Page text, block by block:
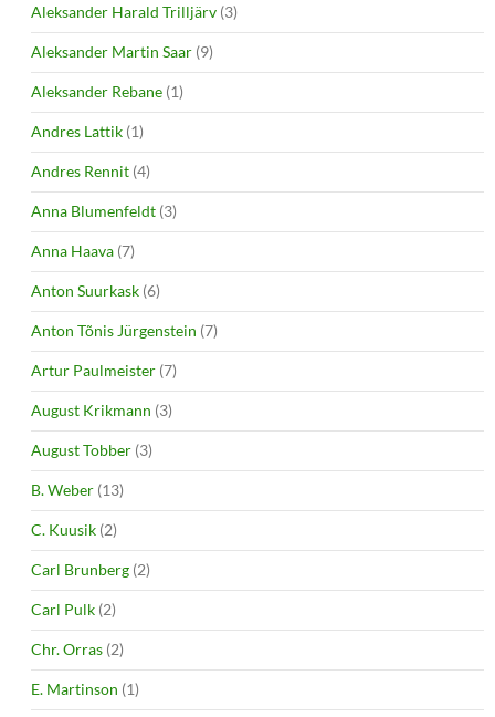
Aleksander Harald Trilljärv (3)
Aleksander Martin Saar (9)
Aleksander Rebane (1)
Andres Lattik (1)
Andres Rennit (4)
Anna Blumenfeldt (3)
Anna Haava (7)
Anton Suurkask (6)
Anton Tõnis Jürgenstein (7)
Artur Paulmeister (7)
August Krikmann (3)
August Tobber (3)
B. Weber (13)
C. Kuusik (2)
Carl Brunberg (2)
Carl Pulk (2)
Chr. Orras (2)
E. Martinson (1)